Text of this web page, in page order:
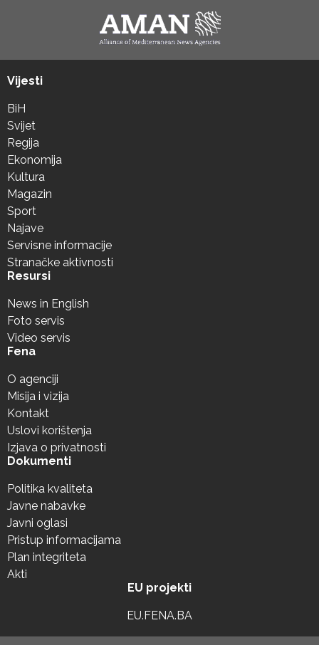
Vijesti
BiH
Svijet
Regija
Ekonomija
Kultura
Magazin
Sport
Najave
Servisne informacije
Stranačke aktivnosti
Resursi
News in English
Foto servis
Video servis
Fena
O agenciji
Misija i vizija
Kontakt
Uslovi korištenja
Izjava o privatnosti
Dokumenti
Politika kvaliteta
Javne nabavke
Javni oglasi
Pristup informacijama
Plan integriteta
Akti
EU projekti
EU.FENA.BA